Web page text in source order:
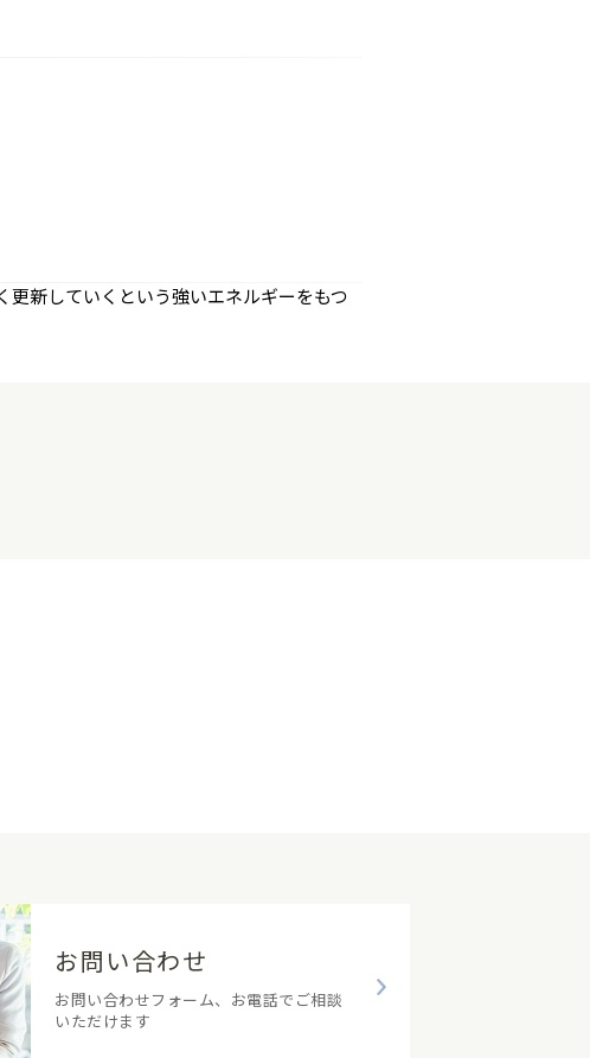
新していくという強いエネルギーをもつ
お問い合わせ
お問い合わせフォーム、お電話でご相談
いただけます